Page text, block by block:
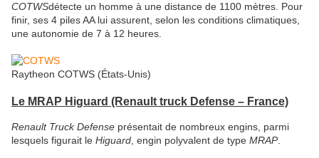
COTWSdétecte un homme à une distance de 1100 mètres. Pour
finir, ses 4 piles AA lui assurent, selon les conditions climatiques,
une autonomie de 7 à 12 heures.
Raytheon COTWS (États-Unis)
Le MRAP Higuard (Renault truck Defense – France)
Renault Truck Defense présentait de nombreux engins, parmi
lesquels figurait le Higuard , engin polyvalent de type MRAP.